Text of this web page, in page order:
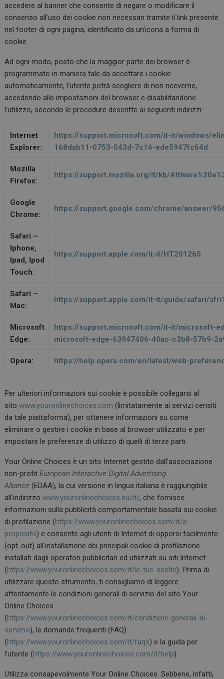
accedere al banner che consente di negare o modificare il
consenso all’uso dei cookie non necessari tramite il link presente
nel footer di ogni pagina, identificato da un’icona a forma di
cookie.
Ad ogni modo, posto che la maggior parte dei browser è
programmato in maniera tale da accettare i cookie
automaticamente, l’utente potrà scegliere di non riceverne,
accedendo alle impostazioni del browser e disabilitandone
l’utilizzo, secondo le procedure descritte ai seguenti indirizzi:
Internet
Explorer:
https://support.microsoft.com/it-it/windows/
168dab11-0753-043d-7c16-ede5947fc64d
Mozilla
Firefox:
https://support.mozilla.org/it/kb/
Google
Chrome:
https://support.google.com/chrome/answer/
Safari –
Iphone,
Ipad, Ipod
Touch:
https://support.apple.com/it-it/HT201265
Safari –
Mac:
https://support.apple.com/it-it/guide/safari/
Microsoft
Edge:
https://support.microsoft.com/it-it/microsoft-
microsoft-edge-63947406-40ac-c3b8-57b9-
Opera: https://help.opera.com/en/latest/web-
Per ulteriori informazioni sui cookie è possibile collegarsi al
sitowww.youronlinechoices.com (limitatamente ai servizi censiti
da tale piattaforma), per ottenere informazioni su come
eliminare o gestire i cookie in base al browser utilizzato e per
impostare le preferenze di utilizzo di quelli di terze parti.
Your Online Choices è un sito Internet gestito dall’associazione
non-profit European Interactive Digital Advertising
Alliance(EDAA), la cui versione in lingua italiana è raggiungibile
all’indirizzowww.youronlinechoices.eu/it/, che fornisce
informazioni sulla pubblicità comportamentale basata sui cookie
di profilazione (https://www.youronlinechoices.com/it/a-
proposito) e consente agli utenti di Internet di opporsi facilmente
(opt-out) all’installazione dei principali cookie di profilazione
installati dagli operatori pubblicitari ed utilizzati su siti Internet
(https://www.youronlinechoices.com/it/le-tue-scelte). Prima di
utilizzare questo strumento, ti consigliamo di leggere
attentamente le condizioni generali di servizio del sito Your
Online Choices
(https://www.youronlinechoices.com/it/condizioni-generali-di-
servizio), le domande frequenti (FAQ)
(https://www.youronlinechoices.com/it/faqs) e la guida per
l’utente (https://www.youronlinechoices.com/it/help).
Utilizza consapevolmente Your Online Choices. Sebbene, infatti,